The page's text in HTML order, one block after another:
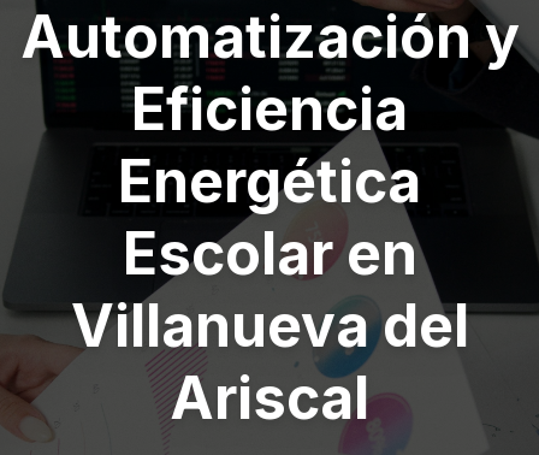
Automatización y
Eficiencia
Energética
Escolar en
Villanueva del
Ariscal